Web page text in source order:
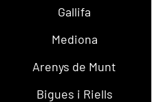
Gallifa
Mediona
Arenys de Munt
Bigues i Riells